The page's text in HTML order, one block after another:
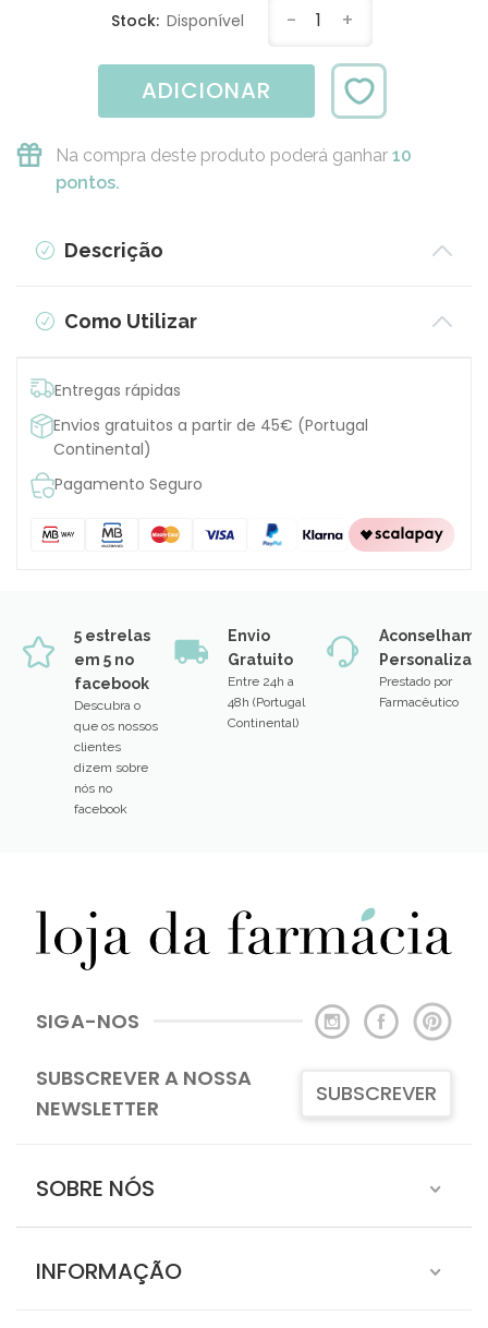
Stock: Disponível - 1 +
ADICIONAR
Na compra deste produto poderá ganhar 10
pontos.
Descrição
Como Utilizar
Entregas rápidas
Envios gratuitos a partir de 45€ (Portugal
Continental)
Pagamento Seguro
5 estrelas
em 5 no
facebook
Descubra o
que os nossos
clientes
dizem sobre
nós no
facebook
Envio
Gratuito
Entre 24h a
48h (Portugal
Continental)
Prestado por
Farmacêutico
SIGA-NOS
SUBSCREVER A NOSSA
NEWSLETTER
SUBSCREVER
SOBRE NÓS
INFORMAÇÃO